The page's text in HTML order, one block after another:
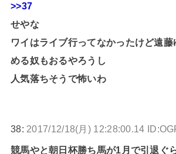
>>37
せやな
ワイはライブ行ってなかったけど遠
める奴もおるやろうし
人気落ちそうで怖いわ
38: 2017/12/18(月) 12:28:00.14
競馬やと朝日杯勝ち馬が1月で引退ぐ